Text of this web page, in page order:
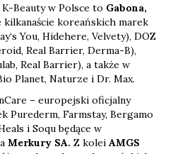
Beauty w Polsce to Gabona,
koreańskich marek
You, Hidehere, Velvety), DOZ
Real Barrier, Derma-B),
Real Barrier), a także w
Planet, Naturze i Dr. Max.
– europejski oficjalny
Farmstay, Bergamo
i Soqu będące w
Merkury SA. Z kolei AMGS